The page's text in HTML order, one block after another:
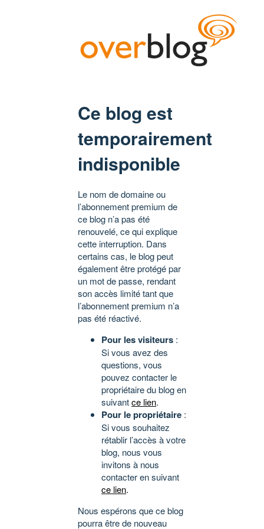
Ce blog est
temporairement
indisponible
Le nom de domaine ou
l’abonnement premium de
ce blog n’a pas été
renouvelé, ce qui explique
cette interruption. Dans
certains cas, le blog peut
également être protégé par
un mot de passe, rendant
son accès limité tant que
l’abonnement premium n’a
pas été réactivé.
Pour les visiteurs :
Si vous avez des
questions, vous
pouvez contacter le
propriétaire du blog en
suivantce lien.
Pour le propriétaire :
Si vous souhaitez
rétablir l’accès à votre
blog, nous vous
invitons à nous
contacter en suivant
ce lien.
Nous espérons que ce blog
pourra être de nouveau